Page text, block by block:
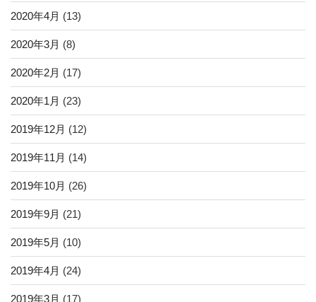
2020年4月 (13)
2020年3月 (8)
2020年2月 (17)
2020年1月 (23)
2019年12月 (12)
2019年11月 (14)
2019年10月 (26)
2019年9月 (21)
2019年5月 (10)
2019年4月 (24)
2019年3月 (17)